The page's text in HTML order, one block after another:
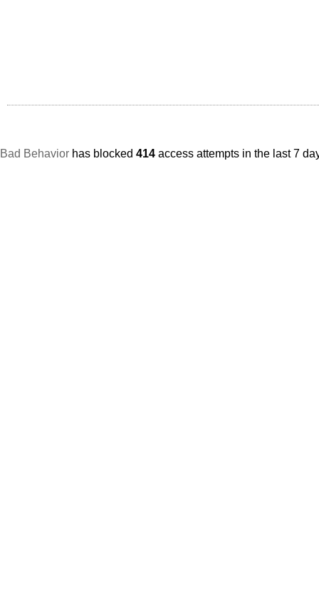
Bad Behavior has blocked 414 access attempts in the last 7